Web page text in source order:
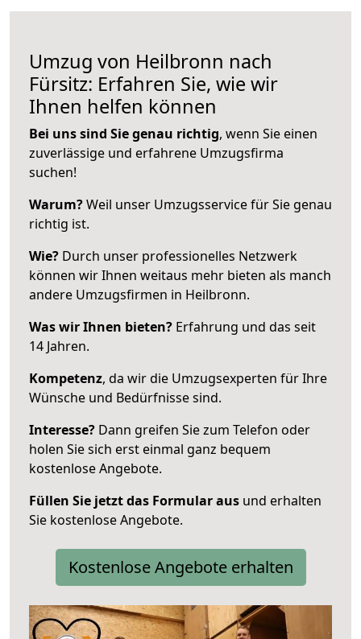
Umzug von Heilbronn nach
Fürsitz: Erfahren Sie, wie wir
Ihnen helfen können
Bei uns sind Sie genau richtig, wenn Sie einen
zuverlässige und erfahrene Umzugsfirma
suchen!
Warum?Weil unser Umzugsservice für Sie genau
richtig ist.
Wie? Durch unser professionelles Netzwerk
können wir Ihnen weitaus mehr bieten als manch
andere Umzugsfirmen in Heilbronn.
Was wir Ihnen bieten? Erfahrung und das seit
14 Jahren.
Kompetenz, da wir die Umzugsexperten für Ihre
Wünsche und Bedürfnisse sind.
Interesse? Dann greifen Sie zum Telefon oder
holen Sie sich erst einmal ganz bequem
kostenlose Angebote.
Füllen Sie jetzt das Formular aus und erhalten
Sie kostenlose Angebote.
Kostenlose Angebote erhalten